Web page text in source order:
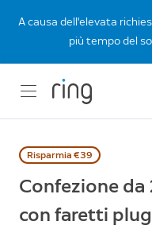
A causa dell'elevata
più tempo del
Risparmia €39
Confezione da
con faretti